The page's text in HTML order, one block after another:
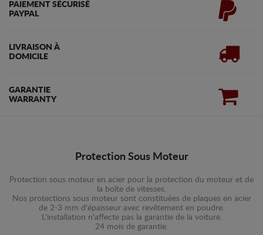
PAIEMENT SÉCURISÉ
PAYPAL
LIVRAISON À
DOMICILE
GARANTIE
WARRANTY
Protection Sous Moteur
Protection sous moteur en acier pour la protection du moteur et de
la boîte de vitesses.
Nos protections sous moteur sont constituées de plaques en acier
de 2-3 mm d'épaisseur avec revêtement en poudre.
L'installation n'affecte pas la garantie de la voiture.
24 mois de garantie.